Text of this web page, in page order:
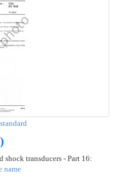
transducers - Part 16:
name